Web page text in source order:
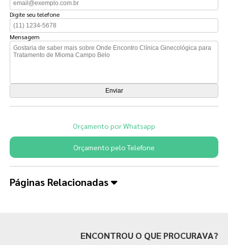
Digite seu telefone
Mensagem
Orçamento por Whatsapp
Orçamento pelo Telefone
Páginas Relacionadas
ENCONTROU O QUE PROCURAVA?